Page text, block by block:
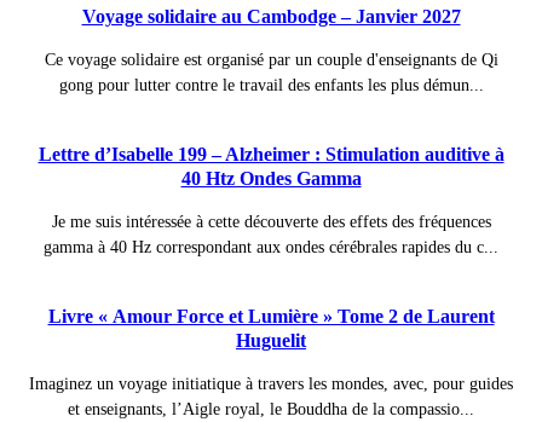
Voyage solidaire au Cambodge – Janvier 2027
Ce voyage solidaire est organisé par un couple d'enseignants de Qi
gong pour lutter contre le travail des enfants les plus démun...
Lettre d’Isabelle 199 – Alzheimer : Stimulation auditive à
40 Htz Ondes Gamma
Je me suis intéressée à cette découverte des effets des fréquences
gamma à 40 Hz correspondant aux ondes cérébrales rapides du c...
Livre « Amour Force et Lumière » Tome 2 de Laurent
Huguelit
Imaginez un voyage initiatique à travers les mondes, avec, pour guides
et enseignants, l’Aigle royal, le Bouddha de la compassio...